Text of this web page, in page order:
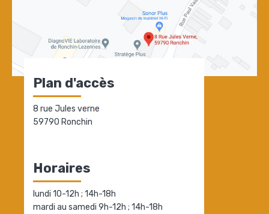
Plan d'accès
8 rue Jules verne
59790 Ronchin
Horaires
lundi 10-12h ; 14h-18h
mardi au samedi 9h-12h ; 14h-18h